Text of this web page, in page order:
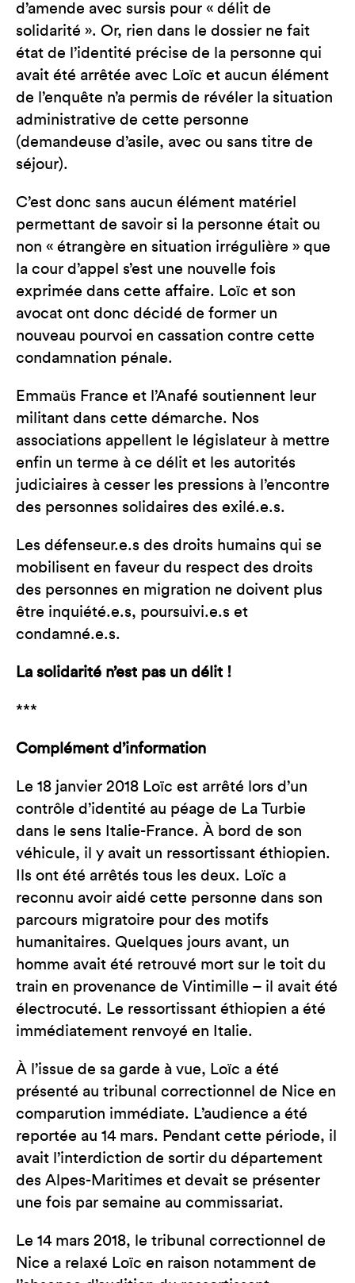
d’amende avec sursis pour « délit de
solidarité ». Or, rien dans le dossier ne fait
état de l’identité précise de la personne qui
avait été arrêtée avec Loïc et aucun élément
de l’enquête n’a permis de révéler la situation
administrative de cette personne
(demandeuse d’asile, avec ou sans titre de
séjour).
C’est donc sans aucun élément matériel
permettant de savoir si la personne était ou
non « étrangère en situation irrégulière » que
la cour d’appel s’est une nouvelle fois
exprimée dans cette affaire. Loïc et son
avocat ont donc décidé de former un
nouveau pourvoi en cassation contre cette
condamnation pénale.
Emmaüs France et l’Anafé soutiennent leur
militant dans cette démarche. Nos
associations appellent le législateur à mettre
enfin un terme à ce délit et les autorités
judiciaires à cesser les pressions à l’encontre
des personnes solidaires des exilé.e.s.
Les défenseur.e.s des droits humains qui se
mobilisent en faveur du respect des droits
des personnes en migration ne doivent plus
être inquiété.e.s, poursuivi.e.s et
condamné.e.s.
La solidarité n’est pas un délit !
***
Complément d’information
Le 18 janvier 2018 Loïc est arrêté lors d’un
contrôle d’identité au péage de La Turbie
dans le sens Italie-France. À bord de son
véhicule, il y avait un ressortissant éthiopien.
Ils ont été arrêtés tous les deux. Loïc a
reconnu avoir aidé cette personne dans son
parcours migratoire pour des motifs
humanitaires. Quelques jours avant, un
homme avait été retrouvé mort sur le toit du
train en provenance de Vintimille – il avait été
électrocuté. Le ressortissant éthiopien a été
immédiatement renvoyé en Italie.
À l’issue de sa garde à vue, Loïc a été
présenté au tribunal correctionnel de Nice en
comparution immédiate. L’audience a été
reportée au 14 mars. Pendant cette période, il
avait l’interdiction de sortir du département
des Alpes-Maritimes et devait se présenter
une fois par semaine au commissariat.
Le 14 mars 2018, le tribunal correctionnel de
Nice a relaxé Loïc en raison notamment de